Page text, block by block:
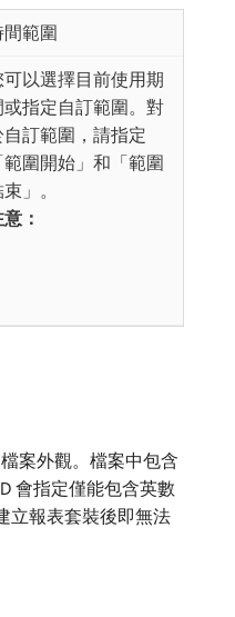
間範圍
可以選擇目前使用期
或指定自訂範圍。對
自訂範圍，請指定
範圍開始」和「範圍
」。
：
案外觀。檔案中包含
會指定僅能包含英數
立報表套裝後即無法